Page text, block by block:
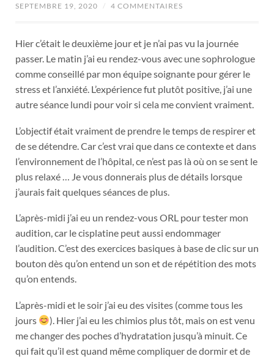
SEPTEMBRE 19, 2020 / 4 COMMENTAIRES
Hier c’était le deuxième jour et je n’ai pas vu la journée
passer. Le matin j’ai eu rendez-vous avec une sophrologue
comme conseillé par mon équipe soignante pour gérer le
stress et l’anxiété. L’expérience fut plutôt positive, j’ai une
autre séance lundi pour voir si cela me convient vraiment.
L’objectif était vraiment de prendre le temps de respirer et
de se détendre. Car c’est vrai que dans ce contexte et dans
l’environnement de l’hôpital, ce n’est pas là où on se sent le
plus relaxé … Je vous donnerais plus de détails lorsque
j’aurais fait quelques séances de plus.
L’après-midi j’ai eu un rendez-vous ORL pour tester mon
audition, car le cisplatine peut aussi endommager
l’audition. C’est des exercices basiques à base de clic sur un
bouton dès qu’on entend un son et de répétition des mots
qu’on entends.
L’après-midi et le soir j’ai eu des visites (comme tous les
jours
). Hier j’ai eu les chimios plus tôt, mais on est venu
me changer des poches d’hydratation jusqu’à minuit. Ce
qui fait qu’il est quand même compliquer de dormir et de